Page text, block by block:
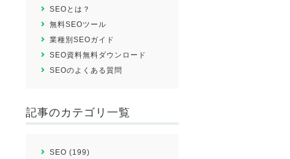
SEOとは？
無料SEOツール
業種別SEOガイド
SEO資料無料ダウンロード
SEOのよくある質問
記事のカテゴリ一覧
SEO (199)